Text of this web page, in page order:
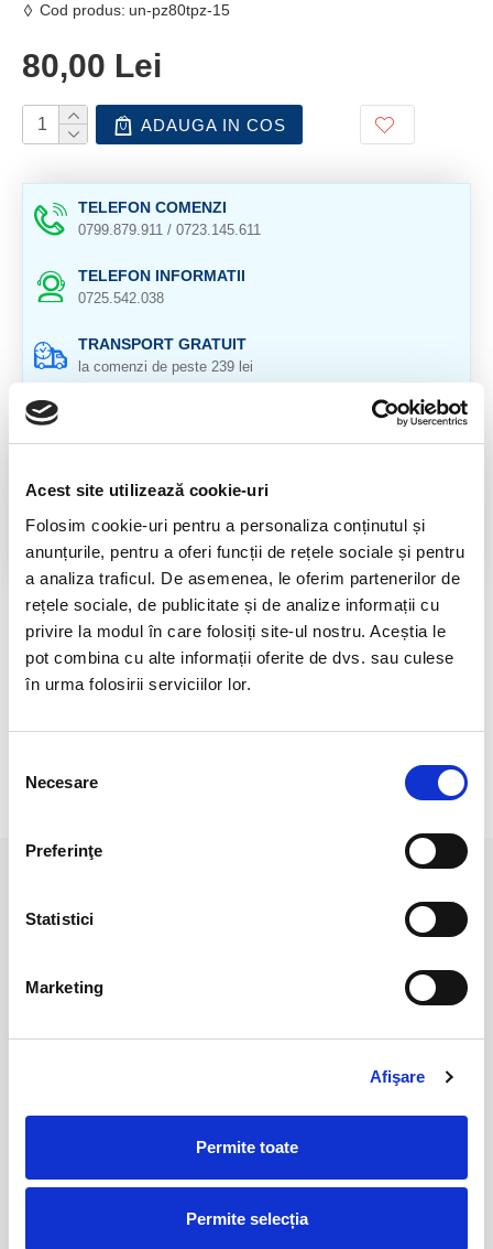
Acest site utilizează cookie-uri
Folosim cookie-uri pentru a personaliza conținutul și
anunțurile, pentru a oferi funcții de rețele sociale și pentru
a analiza traficul. De asemenea, le oferim partenerilor de
rețele sociale, de publicitate și de analize informații cu
privire la modul în care folosiți site-ul nostru. Aceștia le
pot combina cu alte informații oferite de dvs. sau culese
în urma folosirii serviciilor lor.
consimțământului
Necesare
Preferinţe
Statistici
Marketing
Afişare
Permite toate
Permite selecția
Cod produs: un-pz80tpz-15
80,00 Lei
ADAUGA IN COS
TELEFON COMENZI
0799.879.911 / 0723.145.611
TELEFON INFORMATII
0725.542.038
TRANSPORT GRATUIT
la comenzi de peste 239 lei
RETURNARE PRODUSE
GARANTIE PRODUSE
pentru toate produsele
RECENZII CLIENTI
Nu sunt opinii despre acest produs.